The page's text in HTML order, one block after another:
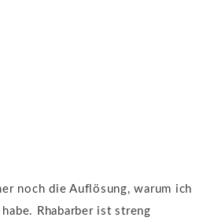
noch die Auflösung, warum ich
Rhabarber ist streng